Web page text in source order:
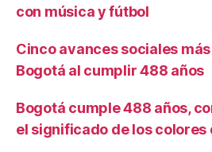
con música y fútbol
Cinco avances sociales
Bogotá al cumplir 488 años
Bogotá cumple 488 años,
el significado de los colores